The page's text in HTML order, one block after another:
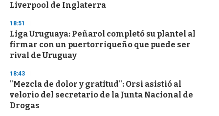
Liverpool de Inglaterra
18:51
Liga Uruguaya: Peñarol completó su plantel al
firmar con un puertorriqueño que puede ser
rival de Uruguay
18:43
"Mezcla de dolor y gratitud": Orsi asistió al
velorio del secretario de la Junta Nacional de
Drogas